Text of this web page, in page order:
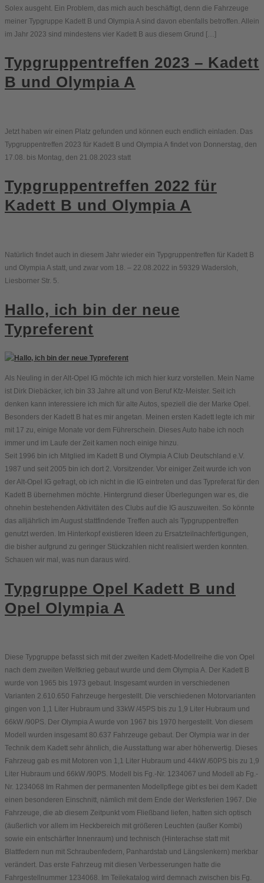
Solex ausgeht. Ein Problem, das mich auch beschäftigt, denn die Fahrzeuge
meiner Typgruppe Kadett B und Olympia A sind davon ebenfalls betroffen. Allein
im Jahr 2023 sind mindestens vier Kadett B aus diesem Grund […]
Typgruppentreffen 2023 – Kadett
B und Olympia A
Jetzt haben wir einen Platz gefunden und können euch endlich einladen. Das
Typgruppentreffen 2023 für Kadett B und Olympia A findet von Donnerstag, den
17.08. bis Montag, den 21.08.2023 statt
Typgruppentreffen 2022 für
Kadett B und Olympia A
Natürlich findet auch in diesem Jahr wieder ein Typgruppentreffen für Kadett B
und Olympia A statt, und zwar vom 18. – 22.08.2022 in 59329 Wadersloh,
Liesborner Str. 5.
Hallo, ich bin der neue
Typreferent
Als Neuling in der Alt-Opel IG möchte ich mich hier kurz vorstellen. Mein Name
ist Dirk Diebäcker, ich bin 33 Jahre alt und von Beruf Kfz-Meister. Seit ich
denken kann interessiere ich mich für alte Autos, speziell die der Marke Opel.
Besonders der Kadett B hat es mir angetan. Meinen ersten Kadett legte ich mir
mit 17 zu, einige Monate vor dem Führerschein. Dieses Auto habe ich noch
immer und im Laufe der Zeit kamen noch einige hinzu.
Seit 1996 bin ich Mitglied im Kadett B und Olympia A Club Deutschland e.V.
1987 und seit 2005 bin ich dort 2. Vorsitzender. Vor einiger Zeit wurde ich von
der Alt-Opel IG gefragt, ob ich nicht in die IG eintreten und das Typreferat für den
Kadett B übernehmen möchte. Hintergrund dieser Überlegungen war es, die
ohnehin bestehenden Aktivitäten des Clubs auf die IG auszuweiten. So könnte
das alljährlich im August stattfindende Treffen auch als Typgruppentreffen
genutzt werden. Im Hinterkopf existieren Ideen zu Ersatzteilnachfertigungen,
die bisher aufgrund zu geringer Stückzahlen nicht realisiert werden konnten.
Schauen wir mal, was nun daraus wird.
Typgruppe Opel Kadett B und
Opel Olympia A
Diese Typgruppe befasst sich mit der zweiten Kadett-Modellreihe die von Opel
nach dem zweiten Weltkrieg gebaut wurde und dem Olympia A. Der Kadett B
wurde von 1965 bis 1973 gebaut. Insgesamt wurden in verschiedenen
Varianten 2.610.650 Fahrzeuge hergestellt. Die verschiedenen Motorvarianten
gingen von 1,1 Liter Hubraum und 33kW /45PS bis zu 1,9 Liter Hubraum und
66kW /90PS. Der Olympia A wurde von 1967 bis 1970 hergestellt. Von diesem
Modell wurden insgesamt 80.637 Fahrzeuge gebaut. Der Olympia war in der
Technik dem Kadett sehr ähnlich, die Ausstattung war aber höherwertig. Dieses
Fahrzeug gab es mit Motoren von 1,1 Liter Hubraum und 44kW /60PS bis zu 1,9
Liter Hubraum und 66kW /90PS. Modell bis Fg.-Nr. 1234067 und Modell ab Fg.-
Nr. 1234068 Im Rahmen der permanenten Modellpflege gibt es bei dem Kadett
einen besonderen Einschnitt, nämlich mit dem Ende der Werksferien 1967. Die
Fahrzeuge, die ab diesem Zeitpunkt vom Fließband liefen, hatten sich optisch
(äußerlich vor allem im Heckbereich mit größeren Leuchten (außer Kombi)
sowie ein entschärfter Innenraum) und technisch (Hinterachse statt mit
Blattfedern nun mit Schraubenfedern, Panhardstab und Längslenkern) merkbar
verändert. Das erste Fahrzeug mit diesen Verbesserungen hatte die
Fahrgestellnummer 1234068. Im Teilekatalog wird demnach zwischen bis Fg.